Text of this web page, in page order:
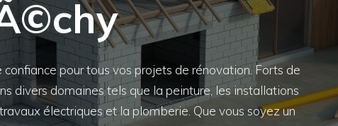
pour tous vos projets de rénovation. Forts de
divers domaines tels que la peinture, les installations
électriques et la plomberie. Que vous soyez un